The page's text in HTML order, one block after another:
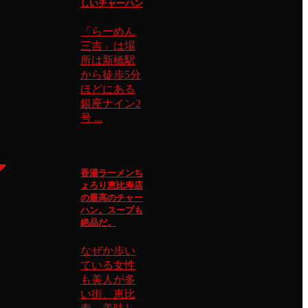
しいチャーハン
「らーめん
三吉」は場
所は新橋駅
から徒歩5分
ほどにある
銀座ナイン2
号 ...
香湯ラーメンち
ょろり恵比寿店
の最高のチャー
ハン。スープも
絶品だ。
なぜか歩い
ている女性
も美人が多
い街、恵比